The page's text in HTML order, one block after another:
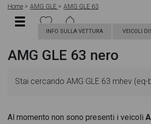
Home AMG GLE AMG GLE 63
INFO SULLA VETTURA VEICOLI
AMG GLE 63 nero
Stai cercando AMG GLE 63 mhev
Al momento non sono presenti i veicoli